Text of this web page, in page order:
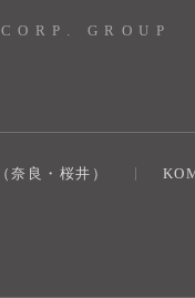
GROUP
奈良・桜井）